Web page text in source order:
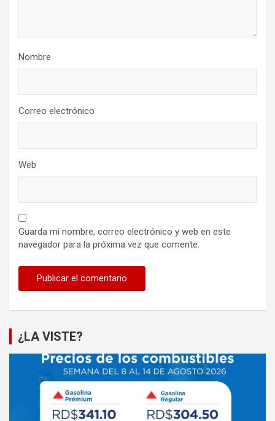
Nombre
Correo electrónico
Web
Guarda mi nombre, correo electrónico y web en este
navegador para la próxima vez que comente.
¿LA VISTE?